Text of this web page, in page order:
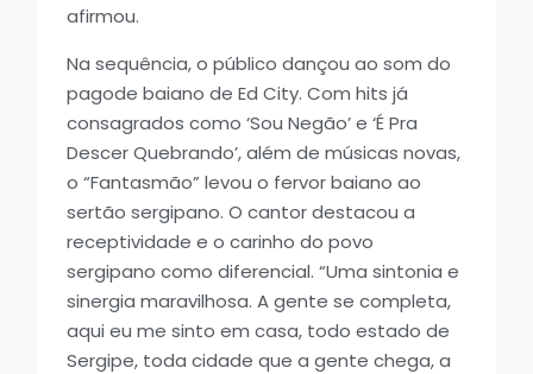
afirmou.
Na sequência, o público dançou ao som do
pagode baiano de Ed City. Com hits já
consagrados como ‘Sou Negão’ e ‘É Pra
Descer Quebrando’, além de músicas novas,
o “Fantasmão” levou o fervor baiano ao
sertão sergipano. O cantor destacou a
receptividade e o carinho do povo
sergipano como diferencial. “Uma sintonia e
sinergia maravilhosa. A gente se completa,
aqui eu me sinto em casa, todo estado de
Sergipe, toda cidade que a gente chega, a